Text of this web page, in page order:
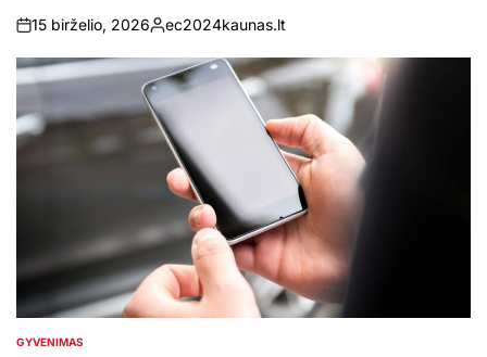
on
15 birželio, 2026
Posted
by
ec2024kaunas.lt
POSTED
GYVENIMAS